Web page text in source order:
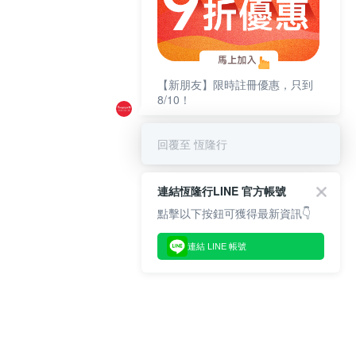
【新朋友】限時註冊優惠，只到
8/10！
回覆至 恆隆行
連結恆隆行LINE 官方帳號
點擊以下按鈕可獲得最新資訊👇
連結 LINE 帳號